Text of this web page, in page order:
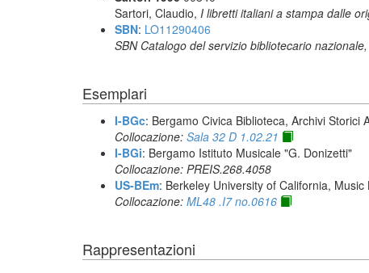
Sartori, Claudio, I libretti italiani a stampa dalle
SBN: LO11290406
SBN Catalogo del servizio bibliotecario nazionale,
Esemplari
I-BGc: Bergamo Civica Biblioteca, Archivi Storici
Collocazione: Sala 32 D 1.02.21
I-BGi: Bergamo Istituto Musicale "G. Donizetti"
Collocazione: PREIS.268.4058
US-BEm: Berkeley University of California,
Collocazione: ML48 .I7 no.0616
Rappresentazioni